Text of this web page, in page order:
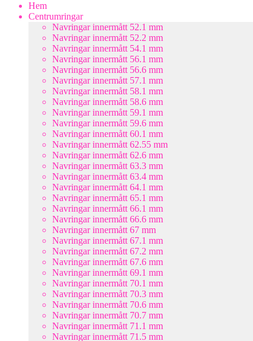
Hem
Centrumringar
Navringar innermått 52.1 mm
Navringar innermått 52.2 mm
Navringar innermått 54.1 mm
Navringar innermått 56.1 mm
Navringar innermått 56.6 mm
Navringar innermått 57.1 mm
Navringar innermått 58.1 mm
Navringar innermått 58.6 mm
Navringar innermått 59.1 mm
Navringar innermått 59.6 mm
Navringar innermått 60.1 mm
Navringar innermått 62.55 mm
Navringar innermått 62.6 mm
Navringar innermått 63.3 mm
Navringar innermått 63.4 mm
Navringar innermått 64.1 mm
Navringar innermått 65.1 mm
Navringar innermått 66.1 mm
Navringar innermått 66.6 mm
Navringar innermått 67 mm
Navringar innermått 67.1 mm
Navringar innermått 67.2 mm
Navringar innermått 67.6 mm
Navringar innermått 69.1 mm
Navringar innermått 70.1 mm
Navringar innermått 70.3 mm
Navringar innermått 70.6 mm
Navringar innermått 70.7 mm
Navringar innermått 71.1 mm
Navringar innermått 71.5 mm